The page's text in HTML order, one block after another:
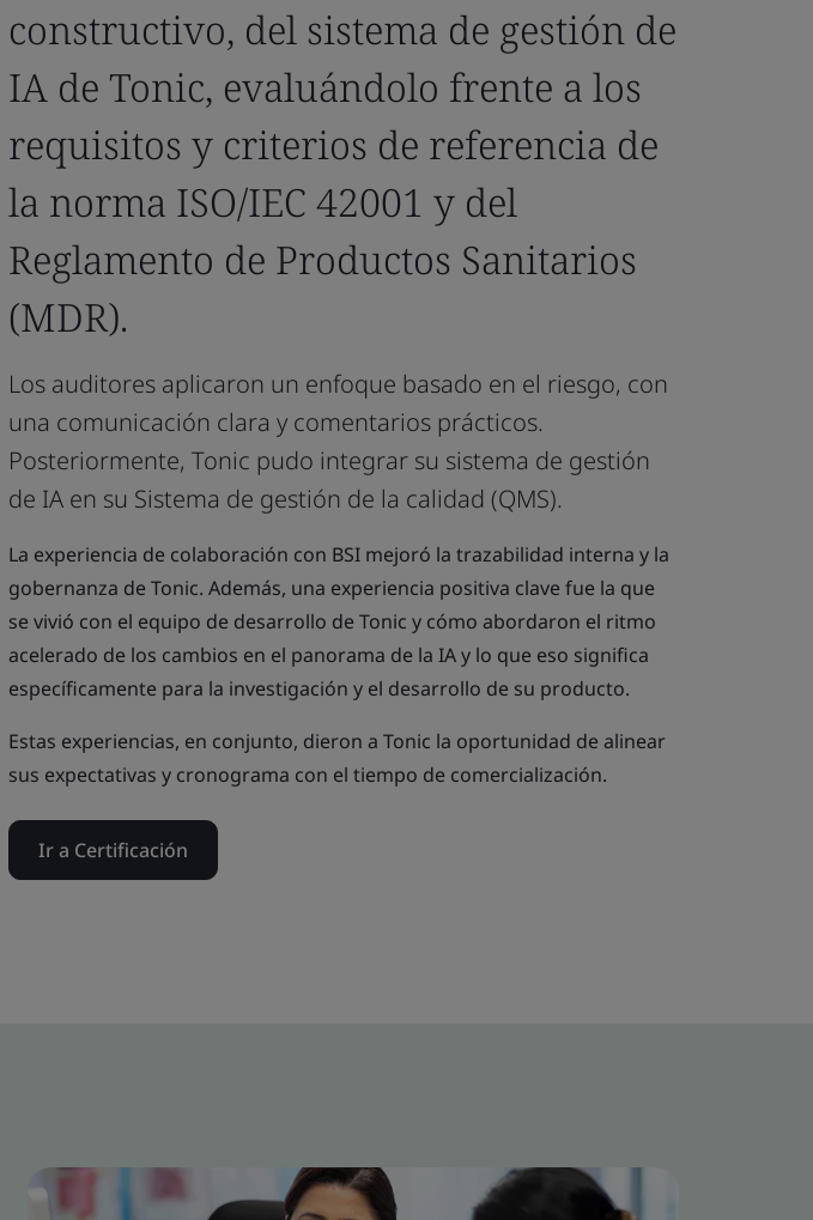
constructivo, del sistema de gestión de
IA de Tonic, evaluándolo frente a los
requisitos y criterios de referencia de
la norma ISO/IEC 42001 y del
Reglamento de Productos Sanitarios
(MDR).
Los auditores aplicaron un enfoque basado en el riesgo, con
una comunicación clara y comentarios prácticos.
Posteriormente, Tonic pudo integrar su sistema de gestión
de IA en su Sistema de gestión de la calidad (QMS).
La experiencia de colaboración con BSI mejoró la trazabilidad interna y la
gobernanza de Tonic. Además, una experiencia positiva clave fue la que
se vivió con el equipo de desarrollo de Tonic y cómo abordaron el ritmo
acelerado de los cambios en el panorama de la IA y lo que eso significa
específicamente para la investigación y el desarrollo de su producto.
Estas experiencias, en conjunto, dieron a Tonic la oportunidad de alinear
sus expectativas y cronograma con el tiempo de comercialización.
Ir a Certificación